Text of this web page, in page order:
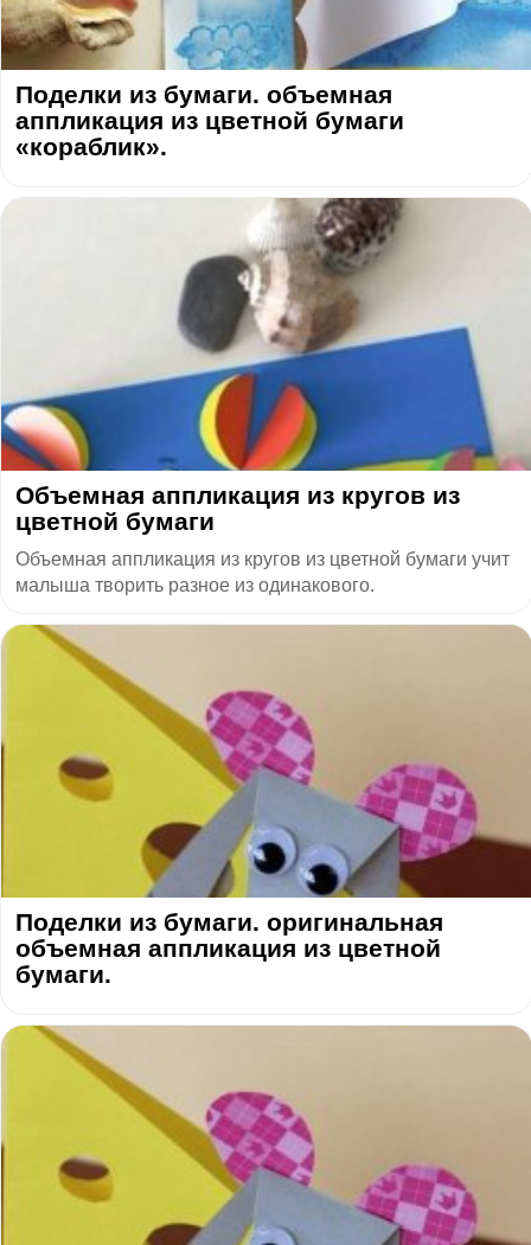
Поделки из бумаги. объемная
аппликация из цветной бумаги
«кораблик».
Объемная аппликация из кругов из
цветной бумаги
Объемная аппликация из кругов из цветной бумаги учит
малыша творить разное из одинакового.
Поделки из бумаги. оригинальная
объемная аппликация из цветной
бумаги.